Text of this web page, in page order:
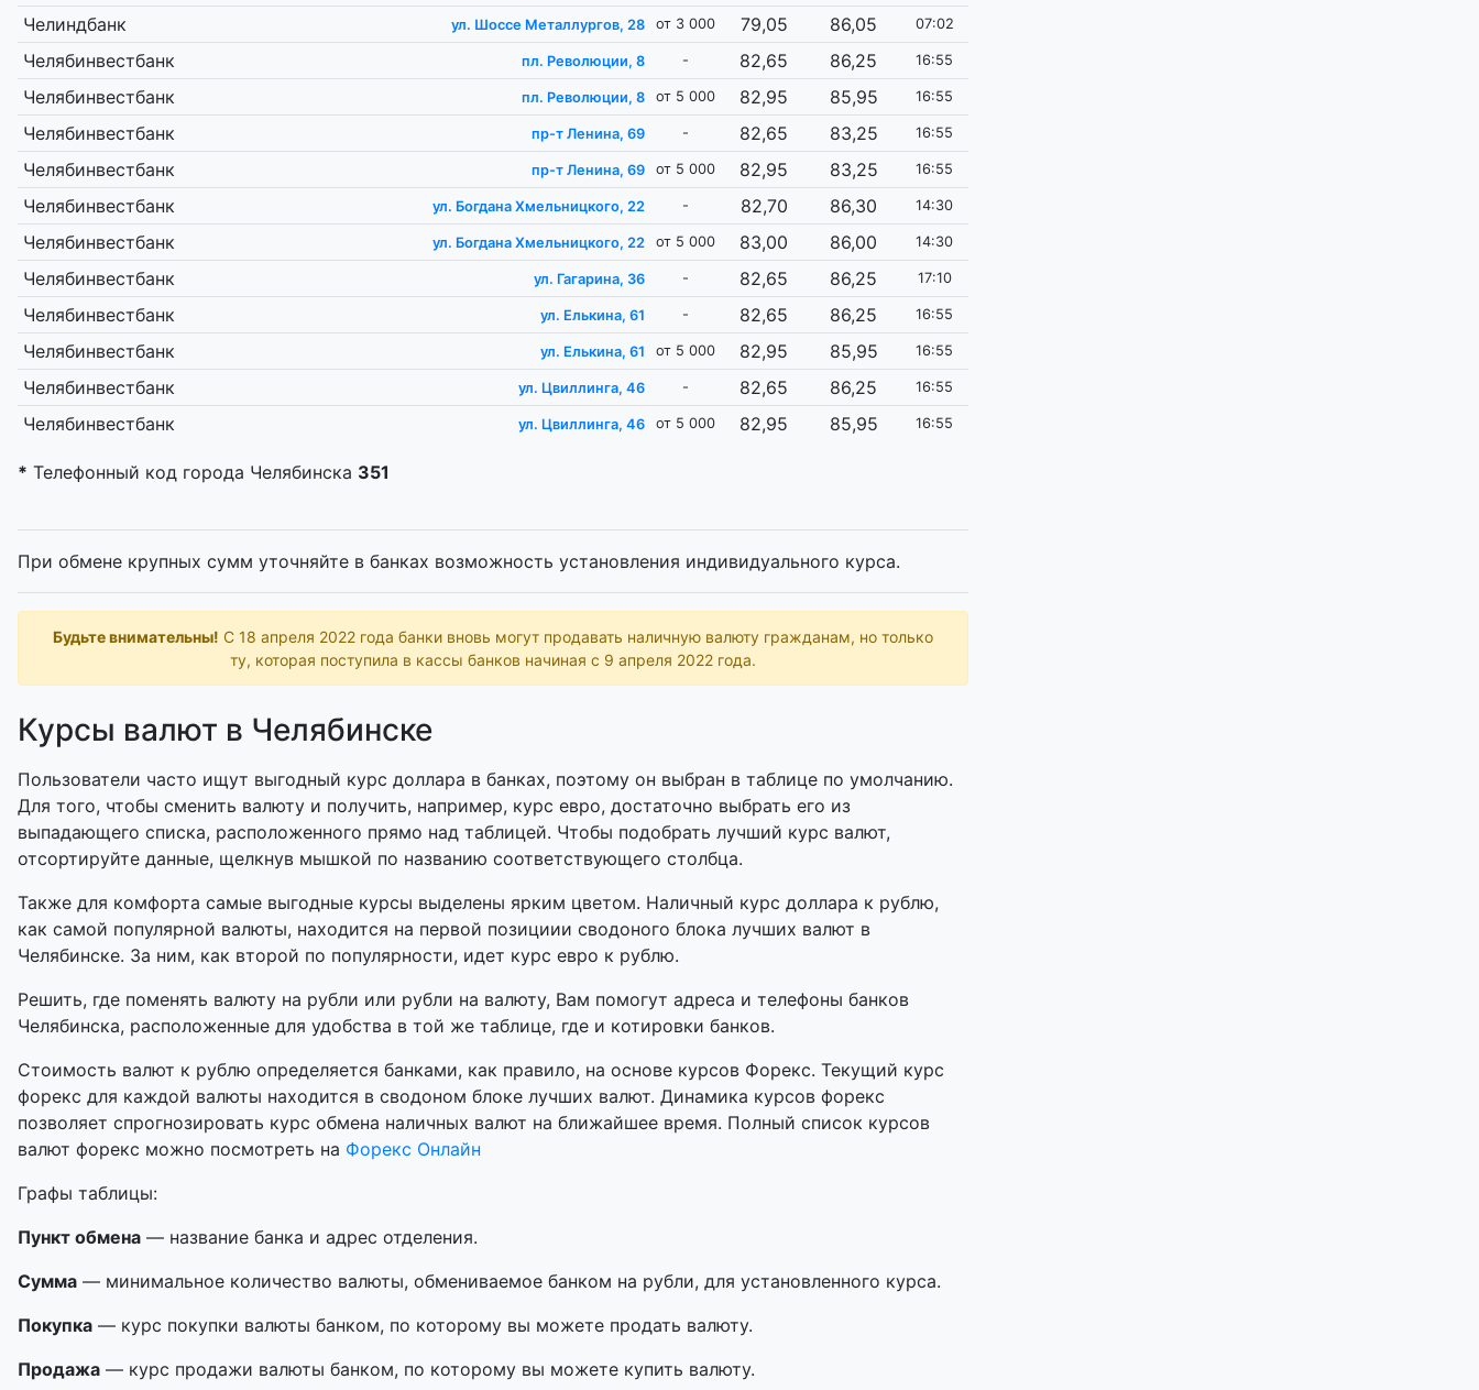
Челиндбанк ул. Шоссе Металлургов, 28 от 3 000 79,05 86,05 07:02
Челябинвестбанк пл. Революции, 8 - 82,65 86,25 16:55
Челябинвестбанк пл. Революции, 8 от 5 000 82,95 85,95 16:55
Челябинвестбанк пр-т Ленина, 69 - 82,65 83,25 16:55
Челябинвестбанк пр-т Ленина, 69 от 5 000 82,95 83,25 16:55
Челябинвестбанк ул. Богдана Хмельницкого, 22 - 82,70 86,30 14:30
Челябинвестбанк ул. Богдана Хмельницкого, 22 от 5 000 83,00 86,00 14:30
Челябинвестбанк ул. Гагарина, 36 - 82,65 86,25 17:10
Челябинвестбанк ул. Елькина, 61 - 82,65 86,25 16:55
Челябинвестбанк ул. Елькина, 61 от 5 000 82,95 85,95 16:55
Челябинвестбанк ул. Цвиллинга, 46 - 82,65 86,25 16:55
Челябинвестбанк ул. Цвиллинга, 46 от 5 000 82,95 85,95 16:55
* Телефонный код города Челябинска 351
При обмене крупных сумм уточняйте в банках возможность установления индивидуального курса.
Будьте внимательны! С 18 апреля 2022 года банки вновь могут продавать наличную валюту гражданам, но только
ту, которая поступила в кассы банков начиная с 9 апреля 2022 года.
Курсы валют в Челябинске
Пользователи часто ищут выгодный курс доллара в банках, поэтому он выбран в таблице по умолчанию.
Для того, чтобы сменить валюту и получить, например, курс евро, достаточно выбрать его из
выпадающего списка, расположенного прямо над таблицей. Чтобы подобрать лучший курс валют,
отсортируйте данные, щелкнув мышкой по названию соответствующего столбца.
Также для комфорта самые выгодные курсы выделены ярким цветом. Наличный курс доллара к рублю,
как самой популярной валюты, находится на первой позициии сводоного блока лучших валют в
Челябинске. За ним, как второй по популярности, идет курс евро к рублю.
Решить, где поменять валюту на рубли или рубли на валюту, Вам помогут адреса и телефоны банков
Челябинска, расположенные для удобства в той же таблице, где и котировки банков.
Стоимость валют к рублю определяется банками, как правило, на основе курсов Форекс. Текущий курс
форекс для каждой валюты находится в сводоном блоке лучших валют. Динамика курсов форекс
позволяет спрогнозировать курс обмена наличных валют на ближайшее время. Полный список курсов
валют форекс можно посмотреть на Форекс Онлайн
Графы таблицы:
Пункт обмена — название банка и адрес отделения.
Сумма — минимальное количество валюты, обмениваемое банком на рубли, для установленного курса.
Покупка — курс покупки валюты банком, по которому вы можете продать валюту.
Продажа — курс продажи валюты банком, по которому вы можете купить валюту.